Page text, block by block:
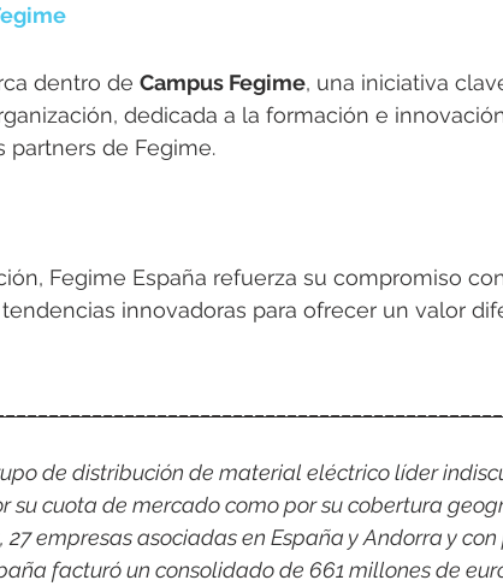
dentro de Campus Fegime, una iniciativa
dedicada a la formación e
partners de Fegime.
Fegime España refuerza su compromiso
innovadoras para ofrecer un valor
de distribución de material eléctrico líder
su cuota de mercado como por su cobertura
27 empresas asociadas en España y Andorra y
facturó un consolidado de 661 millones de